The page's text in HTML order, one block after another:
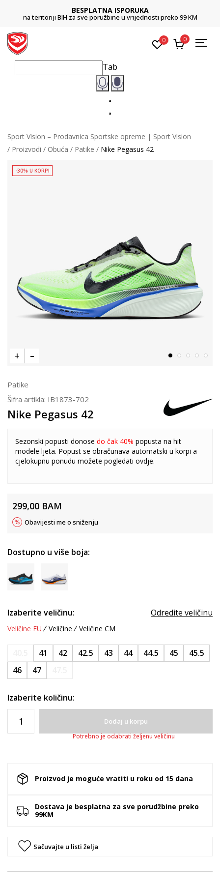
BESPLATNA ISPORUKA
na teritoriji BIH za sve poružbine u vrijednosti preko 99 KM
0 0
Tab
Sport Vision – Prodavnica Sportske opreme | Sport Vision
Proizvodi
Obuća Patike Nike Pegasus 42
-30% U KORPI
Patike
Šifra artikla: IB1873-702
Nike Pegasus 42
Sezonski popusti donose do čak 40% popusta na hit
modele ljeta. Popust se obračunava automatski u korpi a
cjelokupnu ponudu možete pogledati ovdje.
299,00 BAM
Obavijesti me o sniženju
Dostupno u više boja:
Izaberite veličinu: Odredite veličinu
Veličine EU Veličine Veličine CM
41 42 42.5 43 44 44.5 45
45.5
46
47
Izaberite količinu:
Dodaj u korpu
Potrebno je odabrati željenu veličinu
Proizvod je moguće vratiti u roku od 15 dana
Dostava je besplatna za sve porudžbine preko
99KM
Sačuvajte u listi želja